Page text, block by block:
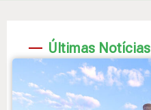
Últimas Notícias